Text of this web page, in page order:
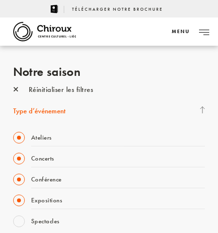
TÉLÉCHARGER NOTRE BROCHURE
CENTRE CULTUREL - LIÈGE
MENU
Notre saison
Réinitialiser les filtres
Type d’événement
Ateliers
Concerts
Conférence
Expositions
Spectacles